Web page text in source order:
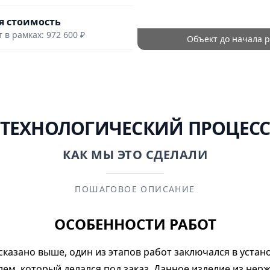
стоимость
рамках: 972 600 ₽ Объект до начала
ТЕХНОЛОГИЧЕСКИЙ ПРОЦЕСС
КАК МЫ ЭТО СДЕЛАЛИ
ПОШАГОВОЕ ОПИСАНИЕ
ОСОБЕННОСТИ РАБОТ
выше, один из этапов работ заключался в